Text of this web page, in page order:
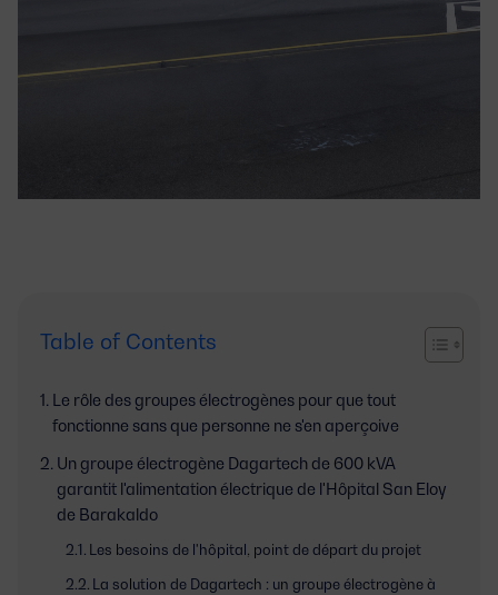
Table of Contents
Le rôle des groupes électrogènes pour que tout
fonctionne sans que personne ne s'en aperçoive
Un groupe électrogène Dagartech de 600 kVA
garantit l'alimentation électrique de l'Hôpital San Eloy
de Barakaldo
Les besoins de l'hôpital, point de départ du projet
La solution de Dagartech : un groupe électrogène à